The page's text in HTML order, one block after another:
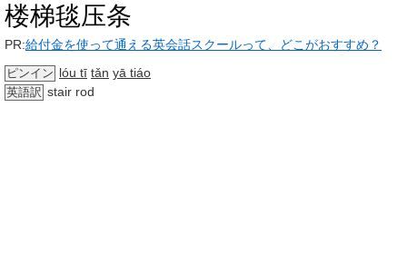
楼梯毯压条
PR:給付金を使って通える英会話スクールって、どこがおすすめ？
ピンイン lóu tī tǎn yā tiáo
英語訳 stair rod